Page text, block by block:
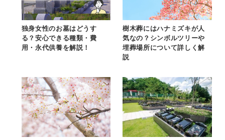
独身女性のお墓はどうす
る？安心できる種類・費
用・永代供養を解説！
樹木葬にはハナミズキが人
気なの？シンボルツリーや
埋葬場所について詳しく解
説